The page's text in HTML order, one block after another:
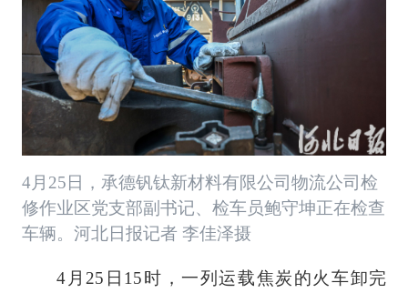
4月25日，承德钒钛新材料有限公司物流公司检
修作业区党支部副书记、检车员鲍守坤正在检查
车辆。河北日报记者 李佳泽摄
4月25日15时，一列运载焦炭的火车卸完